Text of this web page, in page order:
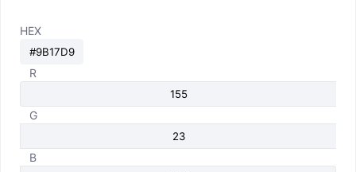
HEX
R
G
B